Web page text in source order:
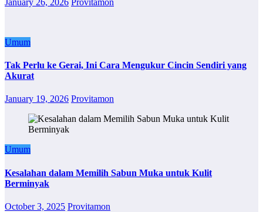
Umum
Tak Perlu ke Gerai, Ini Cara Mengukur Cincin Sendiri yang
Akurat
January 19, 2026 Provitamon
Umum
Kesalahan dalam Memilih Sabun Muka untuk Kulit
Berminyak
October 3, 2025 Provitamon